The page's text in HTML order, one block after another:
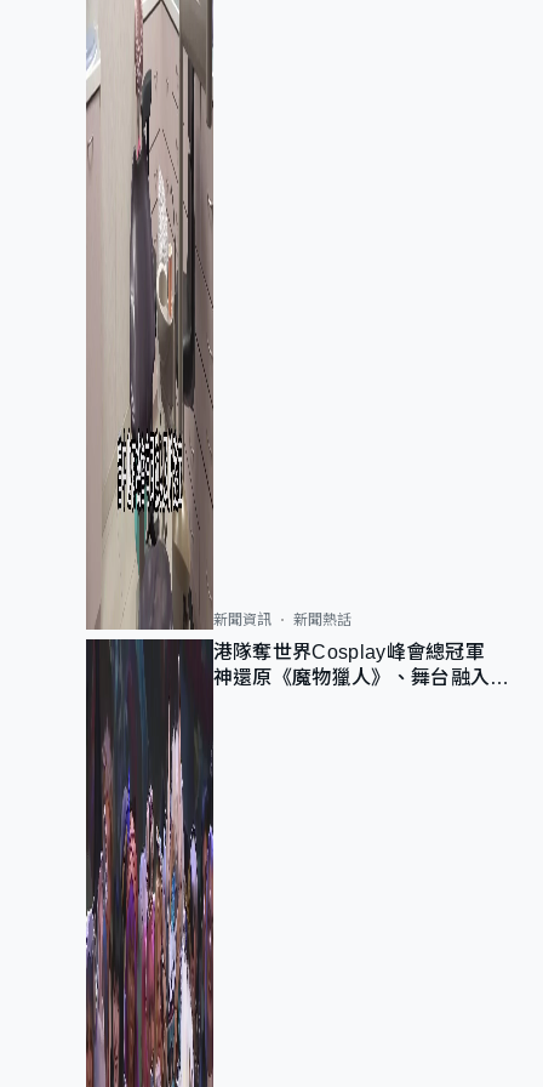
新聞資訊 新聞熱話
港隊奪世界Cosplay峰會總冠軍
神還原《魔物獵人》、舞台融入獅